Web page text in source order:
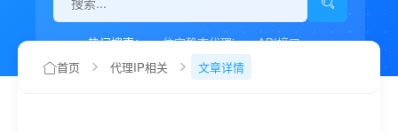
热门搜索： 住宅静态代理ip
API接口
代理IP如何设置
首页 代理IP相关 文章详情